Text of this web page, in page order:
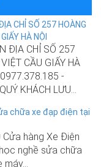
CHỈ SỐ 257 HOÀNG
HÀ NỘI
ĐỊA CHỈ SỐ 257
CẦU GIẤY HÀ
-
KHÁCH LƯU...
chữa xe đạp điện tại
hàng Xe Điện
nghề sửa chữa